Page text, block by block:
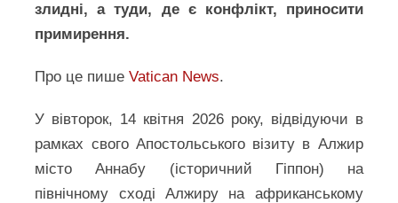
злидні, а туди, де є конфлікт, приносити
примирення.
Про це пишеVatican News.
У вівторок, 14 квітня 2026 року, відвідуючи в
рамках свого Апостольського візиту в Алжир
місто Аннабу (історичний Гіппон) на
північному сході Алжиру на африканському